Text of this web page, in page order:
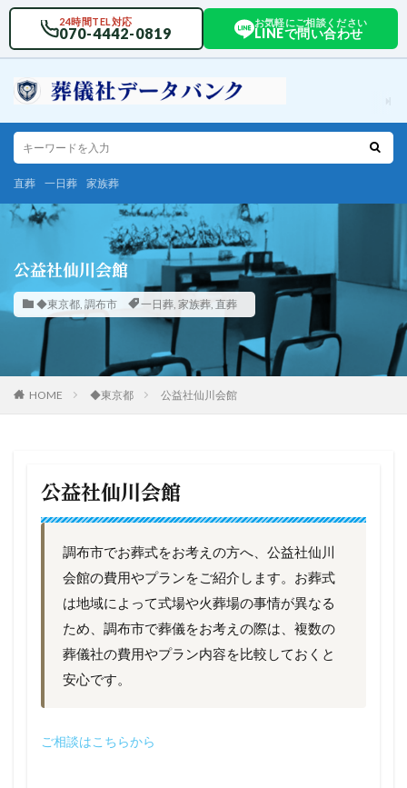
24時間TEL対応
070-4442-0819
お気軽にご相談ください
LINEで問い合わせ
直葬 一日葬 家族葬
公益社仙川会館
◆東京都, 調布市 一日葬, 家族葬, 直葬
HOME ◆東京都 公益社仙川会館
公益社仙川会館
調布市でお葬式をお考えの方へ、公益社仙川
会館の費用やプランをご紹介します。お葬式
は地域によって式場や火葬場の事情が異なる
ため、調布市で葬儀をお考えの際は、複数の
葬儀社の費用やプラン内容を比較しておくと
安心です。
ご相談はこちらから